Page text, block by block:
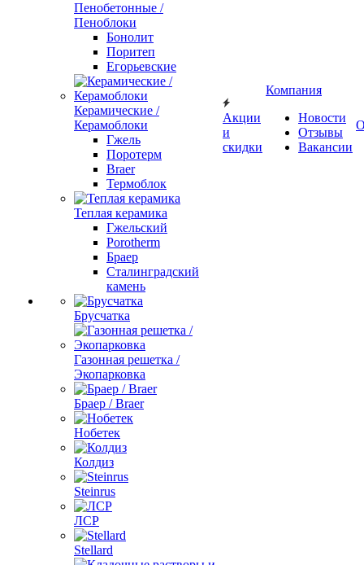
Пенобетонные /
Пеноблоки
Бонолит
Поритеп
Егорьевские
Керамические /
Керамоблоки
Гжель
Поротерм
Braer
Термоблок
Теплая керамика
Гжельский
Porotherm
Браер
Сталинградский
камень
Брусчатка
Газонная решетка /
Экопарковка
Браер / Braer
Нобетек
Колдиз
Steinrus
ЛСР
Stellard
Акции
и
скидки
Компания
Новости
Отзывы
Вакансии